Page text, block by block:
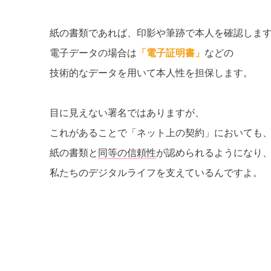
紙の書類であれば、印影や筆跡で本人を確認します
電子データの場合は 「電子証明書」 などの
技術的なデータを用いて本人性を担保します。
目に見えない署名ではありますが、
これがあることで「ネット上の契約」においても、
紙の書類と 同等の信頼性が認められるようになり、
私たちのデジタルライフを支えているんですよ。